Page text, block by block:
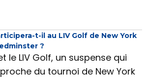
t-il au LIV Golf de New York
?
le LIV Golf, un suspense qui
du tournoi de New York